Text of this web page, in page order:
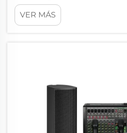
los estándares de actuación
radiodifusión continúan
expectativas hacia los
VER MÁS